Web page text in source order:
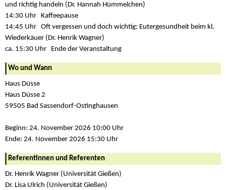
und richtig handeln (Dr. Hannah Hümmelchen)
14:30 Uhr Kaffeepause
14:45 Uhr Oft vergessen und doch wichtig: Eutergesundheit beim kl.
Wiederkäuer (Dr. Henrik Wagner)
ca. 15:30 Uhr Ende der Veranstaltung
Wo und Wann
Haus Düsse
Haus Düsse 2
59505 Bad Sassendorf-Ostinghausen
Beginn: 24. November 2026 10:00 Uhr
Ende: 24. November 2026 15:30 Uhr
Referentinnen und Referenten
Dr. Henrik Wagner (Universität Gießen)
Dr. Lisa Ulrich (Universität Gießen)